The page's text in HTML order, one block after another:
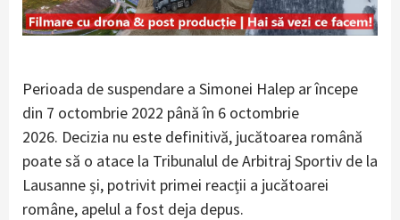
Perioada de suspendare a Simonei Halep ar începe
din 7 octombrie 2022 până în 6 octombrie
2026. Decizia nu este definitivă, jucătoarea română
poate să o atace la Tribunalul de Arbitraj Sportiv de la
Lausanne și, potrivit primei reacții a jucătoarei
române, apelul a fost deja depus.